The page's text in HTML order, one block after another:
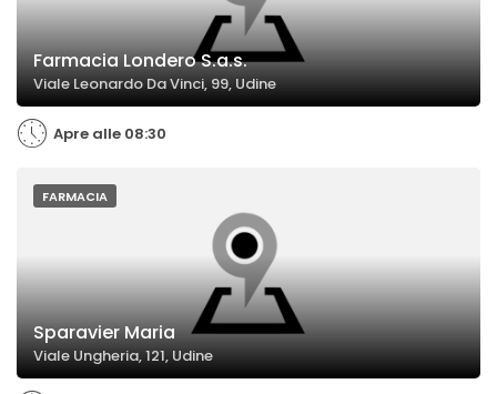
Farmacia Londero S.a.s.
Viale Leonardo Da Vinci, 99, Udine
Apre alle 08:30
FARMACIA
Sparavier Maria
Viale Ungheria, 121, Udine